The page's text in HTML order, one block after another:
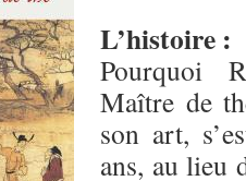
L’histoire :
Pourquoi
Maître de
son art,
ans, au lieu